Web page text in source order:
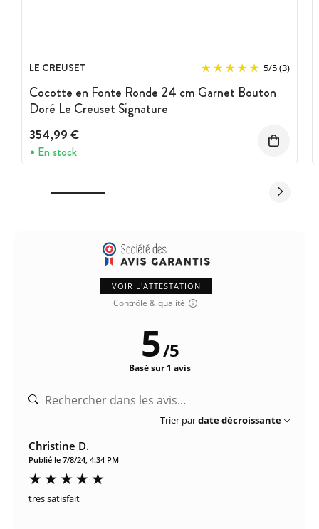
LE CREUSET 5/5(3)
Cocotte en Fonte Ronde 24 cm Garnet Bouton
Doré Le Creuset Signature
354,99 €
En stock
VOIR L'ATTESTATION
Contrôle & qualité
5/5
Basé sur 1 avis
Trier pardate décroissante
Christine D.
Publié le 7/8/24, 4:34 PM
tres satisfait